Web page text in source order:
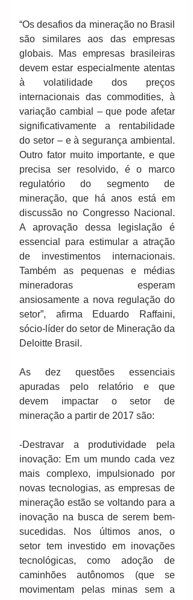
“Os desafios da mineração no Brasil
são similares aos das empresas
globais. Mas empresas brasileiras
devem estar especialmente atentas
à volatilidade dos preços
internacionais das commodities, à
variação cambial – que pode afetar
significativamente a rentabilidade
do setor – e à segurança ambiental.
Outro fator muito importante, e que
precisa ser resolvido, é o marco
regulatório do segmento de
mineração, que há anos está em
discussão no Congresso Nacional.
A aprovação dessa legislação é
essencial para estimular a atração
de investimentos internacionais.
Também as pequenas e médias
mineradoras esperam
ansiosamente a nova regulação do
setor”, afirma Eduardo Raffaini,
sócio-líder do setor de Mineração da
Deloitte Brasil.
As dez questões essenciais
apuradas pelo relatório e que
devem impactar o setor de
mineração a partir de 2017 são:
-Destravar a produtividade pela
inovação: Em um mundo cada vez
mais complexo, impulsionado por
novas tecnologias, as empresas de
mineração estão se voltando para a
inovação na busca de serem bem-
sucedidas. Nos últimos anos, o
setor tem investido em inovações
tecnológicas, como adoção de
caminhões autônomos (que se
movimentam pelas minas sem a